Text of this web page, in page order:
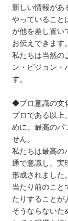
新しい情報があ
やっていること
が他を差し置い
お伝えできます。
私たちは当然の
ン・ビジョン・
す。
◆プロ意識の文
プロである以上
めに、最高のパ
せん。
私たちは最高の
通で意識し、実
形成されました。
当たり前のこと
たりすることが
そうならないた